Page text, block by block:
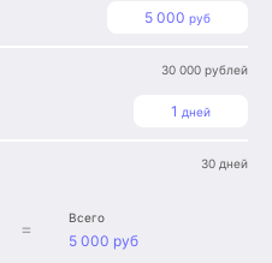
5 000 руб
30 000 рублей
1 дней
30 дней
= Всего
5 000 руб